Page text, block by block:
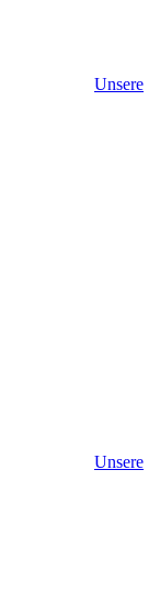
Unsere
Unsere